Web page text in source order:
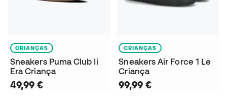
CRIANÇAS
Sneakers Puma Club Ii
Era Criança
49,99 €
CRIANÇAS
Sneakers Air Force 1 Le
Criança
99,99 €